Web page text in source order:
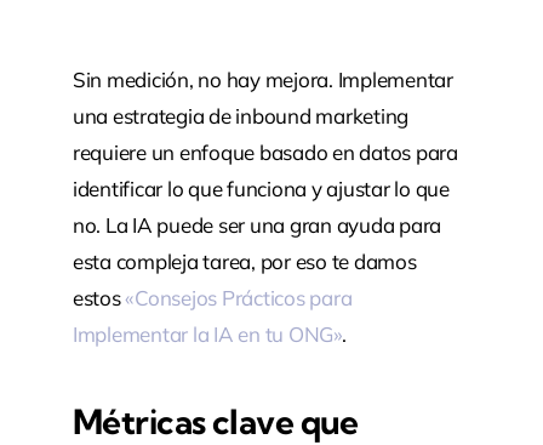
Sin medición, no hay mejora. Implementar
una estrategia de inbound marketing
requiere un enfoque basado en datos para
identificar lo que funciona y ajustar lo que
no. La IA puede ser una gran ayuda para
esta compleja tarea, por eso te damos
estos«Consejos Prácticos para
Implementar la IA en tu ONG».
Métricas clave que